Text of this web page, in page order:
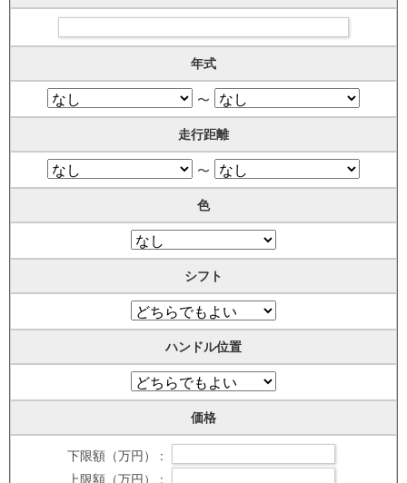
年式
〜
走行距離
〜
色
シフト
ハンドル位置
価格
下限額（万円） :
上限額（万円） :